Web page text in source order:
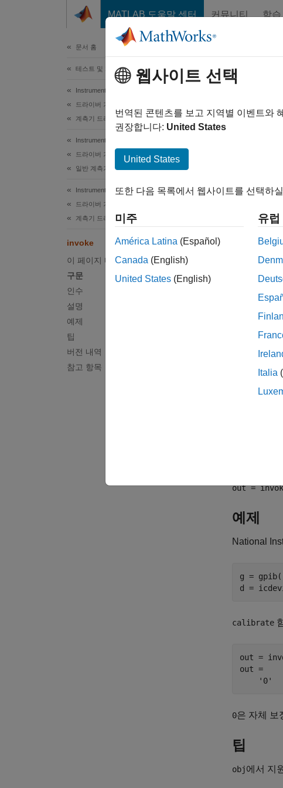
MATLAB 도움말 센터 커뮤니티 학습
문서 홈
테스트 및 계측(T&M)
Instrument Control Toolbox
드라이버 기반 계측기 통신
계측기 드라이버 통신
Instrument Control Toolbox
드라이버 기반 계측기 통신
일반 계측기 드라이버
Instrument Control Toolbox
드라이버 기반 계측기 통신
계측기 드라이버 편집 및 테스트
invoke
이 페이지 내용
구문
인수
설명
예제
팁
버전 내역
참고 항목
이 페이지
out =
인수
out =
예제
National
g =
d =
calibrate
out =
out =
    '0'
0은 자체 보
팁
obj에서 지
웹사이트 선택
번역된 콘텐츠를 보고 지역별 이벤트와
권장합니다: United States
United States
또한 다음 목록에서 웹사이트를 선택하
미주
América Latina (Español)
Canada (English)
United States (English)
유럽
Italia